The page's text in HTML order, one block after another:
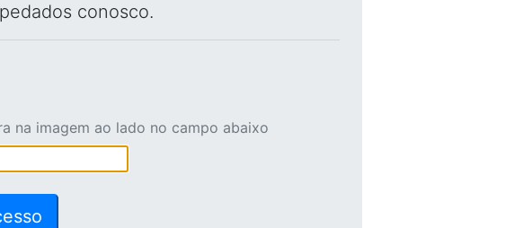
conosco.
na imagem ao lado no campo abaixo